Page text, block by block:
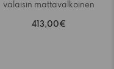
valaisin mattavalkoinen
413,00€